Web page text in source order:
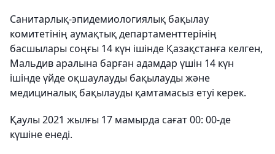
Санитарлық-эпидемиологиялық бақылау
комитетінің аумақтық департаменттерінің
басшылары соңғы 14 күн ішінде Қазақстанға келген,
Мальдив аралына барған адамдар үшін 14 күн
ішінде үйде оқшаулауды бақылауды және
медициналық бақылауды қамтамасыз етуі керек.
Қаулы 2021 жылғы 17 мамырда сағат 00: 00-де
күшіне енеді.